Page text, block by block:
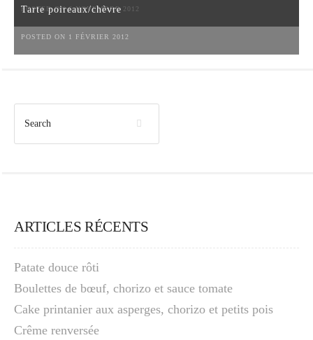
POSTED ON 6 NOVEMBRE 2012
Tarte poireaux/chèvre
POSTED ON 1 FÉVRIER 2012
ARTICLES RÉCENTS
Patate douce rôti
Boulettes de bœuf, chorizo et sauce tomate
Cake printanier aux asperges, chorizo et petits pois
Crême renversée